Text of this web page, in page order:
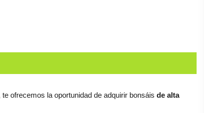
ofrecemos la oportunidad de adquirir bonsáis de alta